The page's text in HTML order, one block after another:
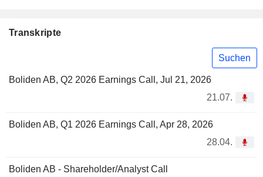
Transkripte
Suchen
Boliden AB, Q2 2026 Earnings Call, Jul 21, 2026
21.07.
Boliden AB, Q1 2026 Earnings Call, Apr 28, 2026
28.04.
Boliden AB - Shareholder/Analyst Call